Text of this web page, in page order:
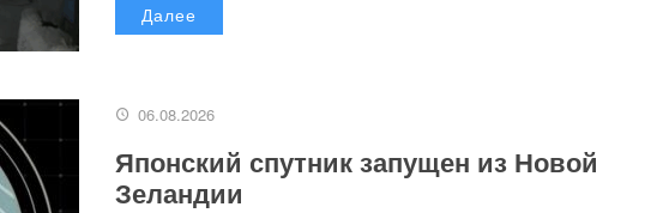
Далее
06.08.2026
Японский спутник запущен из Новой
Зеландии